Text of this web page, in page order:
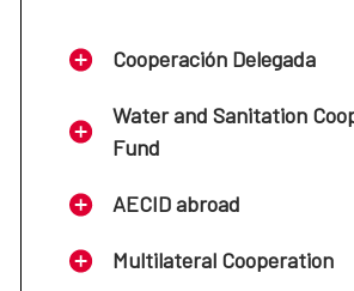
Cooperación Delegada
Water and Sanitation
Fund
AECID abroad
Multilateral Cooperation